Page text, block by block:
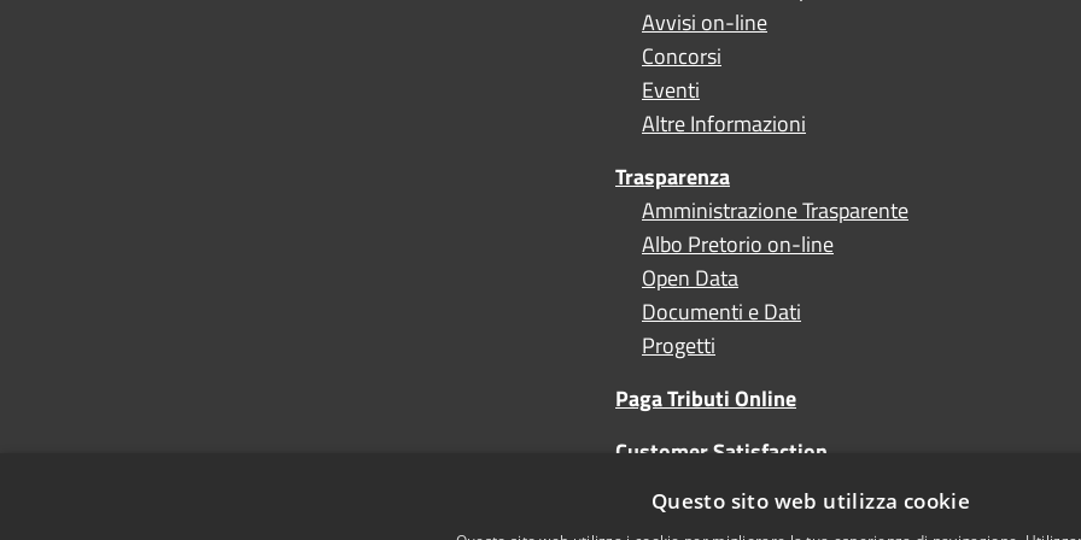
Avvisi on-line
Concorsi
Eventi
Altre Informazioni
Trasparenza
Amministrazione Trasparente
Albo Pretorio on-line
Open Data
Documenti e Dati
Progetti
Paga Tributi Online
Customer Satisfaction
Turismo
Questo sito web utilizza cookie